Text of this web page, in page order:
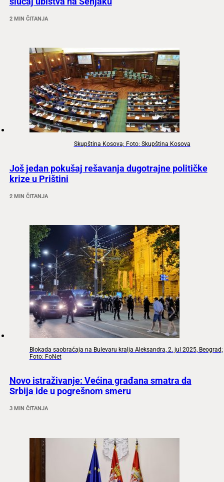
2 MIN ČITANJA
Skupština Kosova; Foto: Skupština Kosova
Još jedan pokušaj rešavanja dugotrajne političke
krize u Prištini
2 MIN ČITANJA
Blokada saobraćaja na Bulevaru kralja Aleksandra, 2. jul 2025, Beograd;
Foto: FoNet
Novo istraživanje: Većina građana smatra da
Srbija ide u pogrešnom smeru
3 MIN ČITANJA